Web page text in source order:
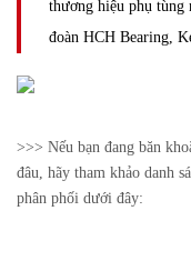
thương hiệu phụ
đoàn HCH Bearing,
>>> Nếu bạn đang băn
đâu, hãy tham khảo danh
phân phối dưới đây: